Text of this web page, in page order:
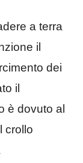
a terra
il
dei
il
è dovuto al
crollo